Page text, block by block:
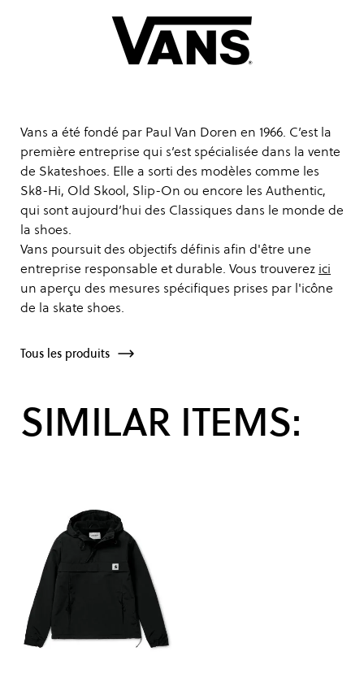
Vans a été fondé par Paul Van Doren en 1966. C’est la
première entreprise qui s’est spécialisée dans la vente
de Skateshoes. Elle a sorti des modèles comme les
Sk8-Hi, Old Skool, Slip-On ou encore les Authentic,
qui sont aujourd’hui des Classiques dans le monde de
la shoes.
Vans poursuit des objectifs définis afin d'être une
entreprise responsable et durable. Vous trouverez ici
un aperçu des mesures spécifiques prises par l'icône
de la skate shoes.
Tous les produits
SIMILAR ITEMS: